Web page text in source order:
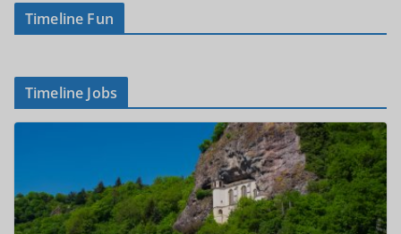
Timeline Fun
Timeline Jobs